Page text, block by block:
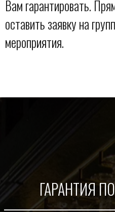
Вам гарантировать.
оставить заявку на
мероприятия.
ГАРАНТИЯ